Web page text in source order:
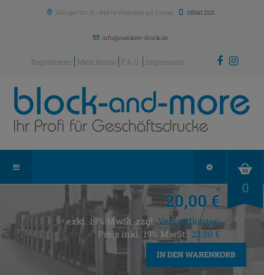
Allinger Str. 16 94474 Vilshofen a.d. Donau 08541 2121
info@rueckert-druck.de
Registrieren Mein Konto F.A.Q. Impressum
0
20,00 €
exkl. 19% MwSt. zzgl. Versandkosten
Preis inkl. 19% MwSt.: 23,80 €
IN DEN WARENKORB